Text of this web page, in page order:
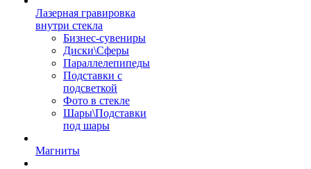
Лазерная гравировка
внутри стекла
Бизнес-сувениры
Диски\Сферы
Параллелепипеды
Подставки с
подсветкой
Фото в стекле
Шары\Подставки
под шары
Магниты